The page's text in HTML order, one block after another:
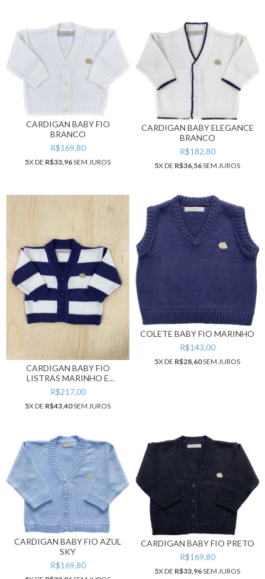
CARDIGAN BABY FIO
BRANCO
R$169,80
5X DE R$33,96SEM JUROS
CARDIGAN BABY ELEGANCE
BRANCO
R$182,80
5X DE R$36,56SEM JUROS
CARDIGAN BABY FIO
LISTRAS MARINHO E
BRANCO
R$217,00
5X DE R$43,40SEM JUROS
COLETE BABY FIO MARINHO
R$143,00
5X DE R$28,60SEM JUROS
CARDIGAN BABY FIO AZUL
SKY
R$169,80
CARDIGAN BABY FIO PRETO
R$169,80
5X DE R$33,96SEM JUROS